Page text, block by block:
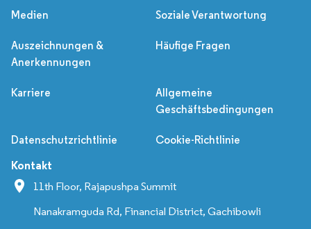
Medien Soziale Verantwortung
Auszeichnungen &
Anerkennungen
Häufige Fragen
Karriere
Allgemeine
Geschäftsbedingungen
Datenschutzrichtlinie Cookie-Richtlinie
Kontakt
11th Floor, Rajapushpa Summit
Nanakramguda Rd, Financial District, Gachibowli